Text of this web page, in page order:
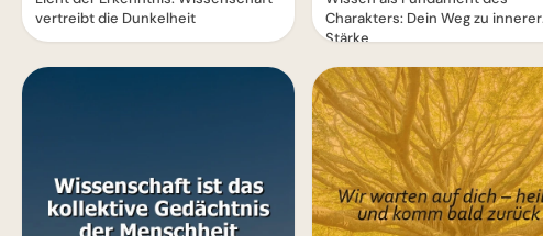
vertreibt die Dunkelheit
Charakters: Dein Weg zu innerer
Stärke